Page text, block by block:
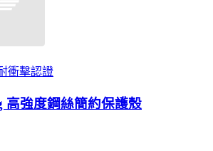
衝擊認證
高強度鋼絲簡約保護殼